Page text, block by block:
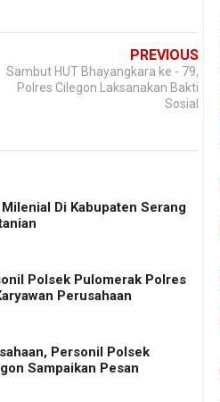
PREVIOUS
Sambut HUT Bhayangkara ke - 79,
Polres Cilegon Laksanakan Bakti
Sosial
Di Kabupaten Serang
Polsek Pulomerak Polres
Perusahaan
Personil Polsek
Sampaikan Pesan